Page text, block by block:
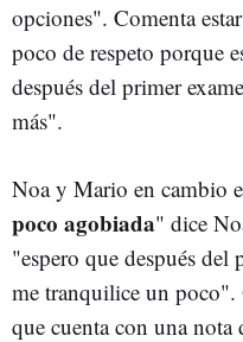
opciones". Comenta
poco de respeto porque
después del primer
más".
Noa y Mario en cambio
poco agobiada" dice
"espero que después del
me tranquilice un poco".
que cuenta con una